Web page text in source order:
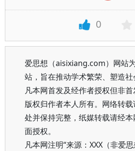
0
爱思想（aisixiang.com）网站
站，旨在推动学术繁荣、塑造社
凡本网首发及经作者授权但非首
版权归作者本人所有。网络转
处并保持完整，纸媒转载请经
面授权。
凡本网注明“来源：XXX（非爱